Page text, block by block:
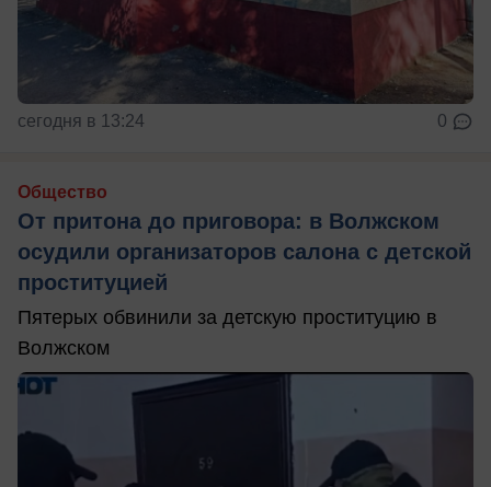
сегодня в 13:24 0
Общество
От притона до приговора: в Волжском
осудили организаторов салона с детской
проституцией
Пятерых обвинили за детскую проституцию в
Волжском